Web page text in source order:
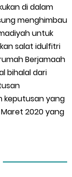
di dalam
menghimbau
untuk
salat idulfitri
Berjamaah
bihalal dari
keputusan yang
2020 yang